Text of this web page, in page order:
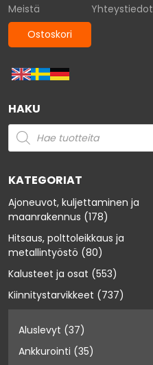
Meistä
Yhteystiedot
Ostoskori
HAKU
KATEGORIAT
Ajoneuvot, kuljettaminen ja
maanrakennus (178)
Hitsaus, polttoleikkaus ja
metallintyöstö (80)
Kalusteet ja osat (553)
Kiinnitystarvikkeet (737)
Aluslevyt (37)
Ankkurointi (35)